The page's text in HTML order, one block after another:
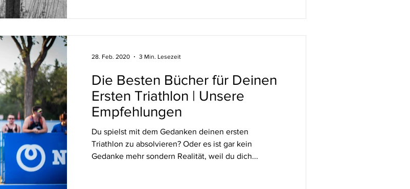
Die Besten Bücher für Deinen
Ersten Triathlon | Unsere
Empfehlungen
Du spielst mit dem Gedanken deinen ersten
Triathlon zu absolvieren? Oder es ist gar kein
Gedanke mehr sondern Realität, weil du dich...
28. Feb. 2020 3 Min. Lesezeit